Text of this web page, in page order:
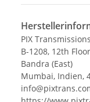
PIX
B-1208, 12th
Bandra (East)
Mumbai, Indien,